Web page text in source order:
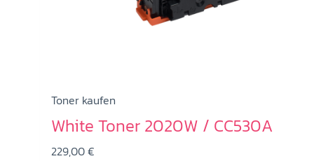
Toner kaufen
White Toner 2020W / CC530A
229,00€